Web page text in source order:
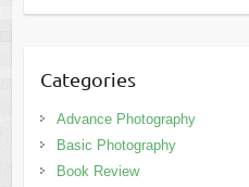
Categories
Advance Photography
Basic Photography
Book Review